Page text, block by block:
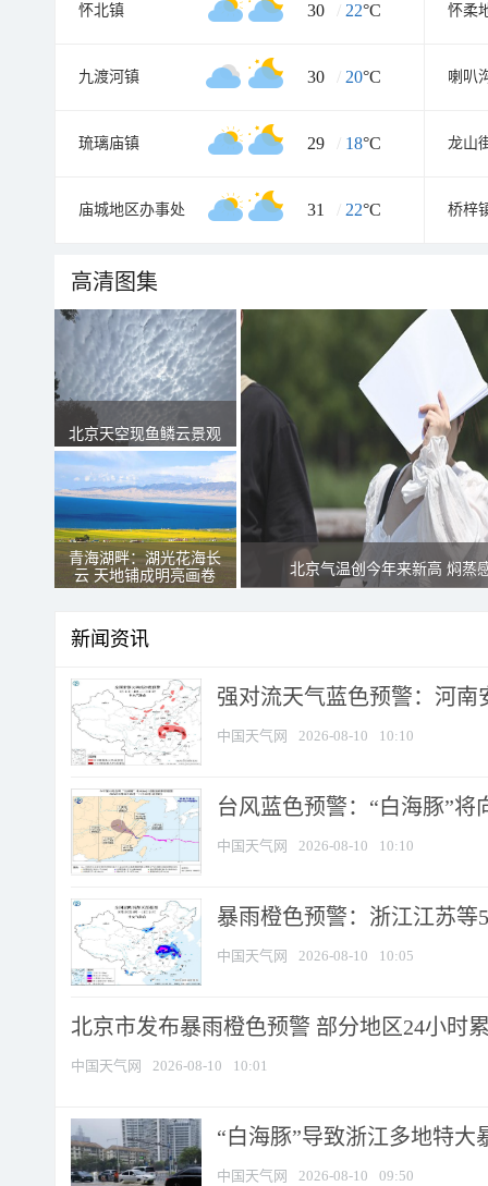
怀北镇 30 / 22°C 怀柔
九渡河镇 30 / 20°C 喇叭
琉璃庙镇 29 / 18°C 龙山
庙城地区办事处 31 / 22°C 桥梓
高清图集
北京天空现鱼鳞云景观
青海湖畔：湖光花海长
云 天地铺成明亮画卷
北京气温创今年来新高 焖蒸
新闻资讯
强对流天气蓝色预警：河南
中国天气网 2026-08-10 10:10
台风蓝色预警：“白海豚”
中国天气网 2026-08-10 10:10
暴雨橙色预警：浙江江苏等
中国天气网 2026-08-10 10:05
北京市发布暴雨橙色预警 部分地区24小时
中国天气网 2026-08-10 10:01
“白海豚”导致浙江多地特大
中国天气网 2026-08-10 09:50